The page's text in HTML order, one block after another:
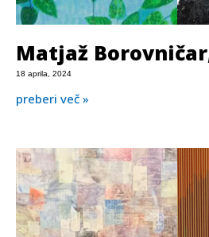
Matjaž
18 aprila, 2024
preberi več »